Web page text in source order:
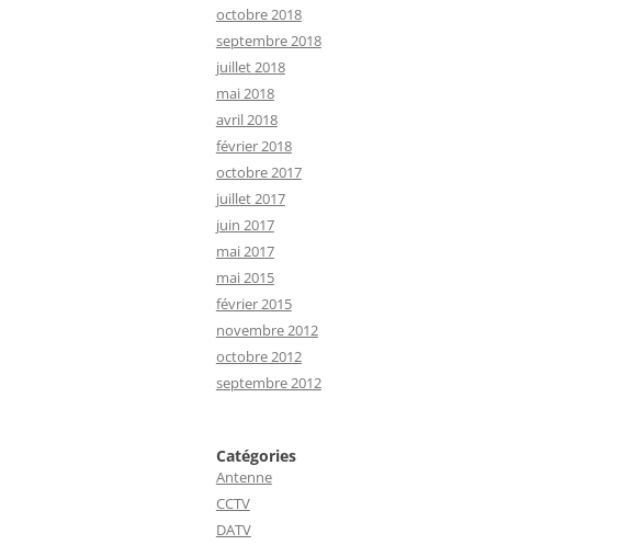
octobre 2018
septembre 2018
juillet 2018
mai 2018
avril 2018
février 2018
octobre 2017
juillet 2017
juin 2017
mai 2017
mai 2015
février 2015
novembre 2012
octobre 2012
septembre 2012
Catégories
Antenne
CCTV
DATV